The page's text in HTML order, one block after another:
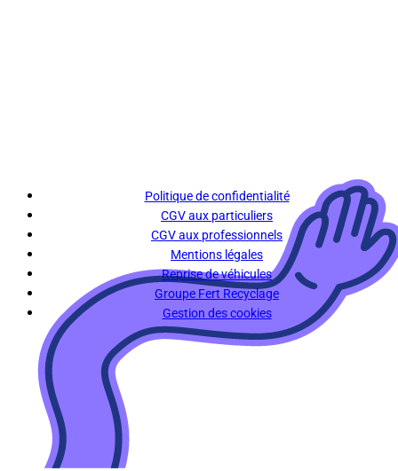
Politique de confidentialité
CGV aux particuliers
CGV aux professionnels
Mentions légales
Reprise de véhicules
Groupe Fert Recyclage
Gestion des cookies